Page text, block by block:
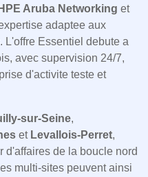
HPE Aruba Networking et
adaptee aux
L'offre Essentiel debute a
avec supervision 24/7,
d'activite teste et
sur-Seine,
et Levallois-Perret,
d'affaires de la boucle nord
multi-sites peuvent ainsi